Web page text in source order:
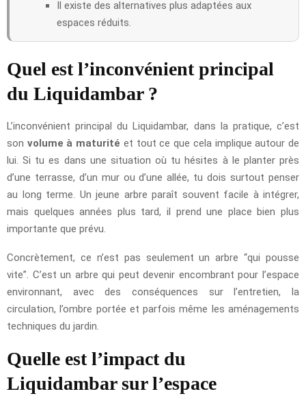
Il existe des alternatives plus adaptées aux
espaces réduits.
Quel est l’inconvénient principal
du Liquidambar ?
L’inconvénient principal du Liquidambar, dans la pratique, c’est
son volume à maturité et tout ce que cela implique autour de
lui. Si tu es dans une situation où tu hésites à le planter près
d’une terrasse, d’un mur ou d’une allée, tu dois surtout penser
au long terme. Un jeune arbre paraît souvent facile à intégrer,
mais quelques années plus tard, il prend une place bien plus
importante que prévu.
Concrètement, ce n’est pas seulement un arbre “qui pousse
vite”. C’est un arbre qui peut devenir encombrant pour l’espace
environnant, avec des conséquences sur l’entretien, la
circulation, l’ombre portée et parfois même les aménagements
techniques du jardin.
Quelle est l’impact du
Liquidambar sur l’espace